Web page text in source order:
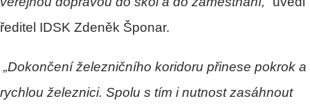
ředitel IDSK Zdeněk Šponar.
„Dokončení železničního koridoru přinese pokrok a
rychlou železnici. Spolu s tím i nutnost zasáhnout